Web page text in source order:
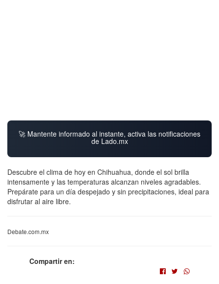
🚀 Mantente informado al instante, activa las notificaciones
de Lado.mx
Descubre el clima de hoy en Chihuahua, donde el sol brilla
intensamente y las temperaturas alcanzan niveles agradables.
Prepárate para un día despejado y sin precipitaciones, ideal para
disfrutar al aire libre.
Debate.com.mx
Compartir en: